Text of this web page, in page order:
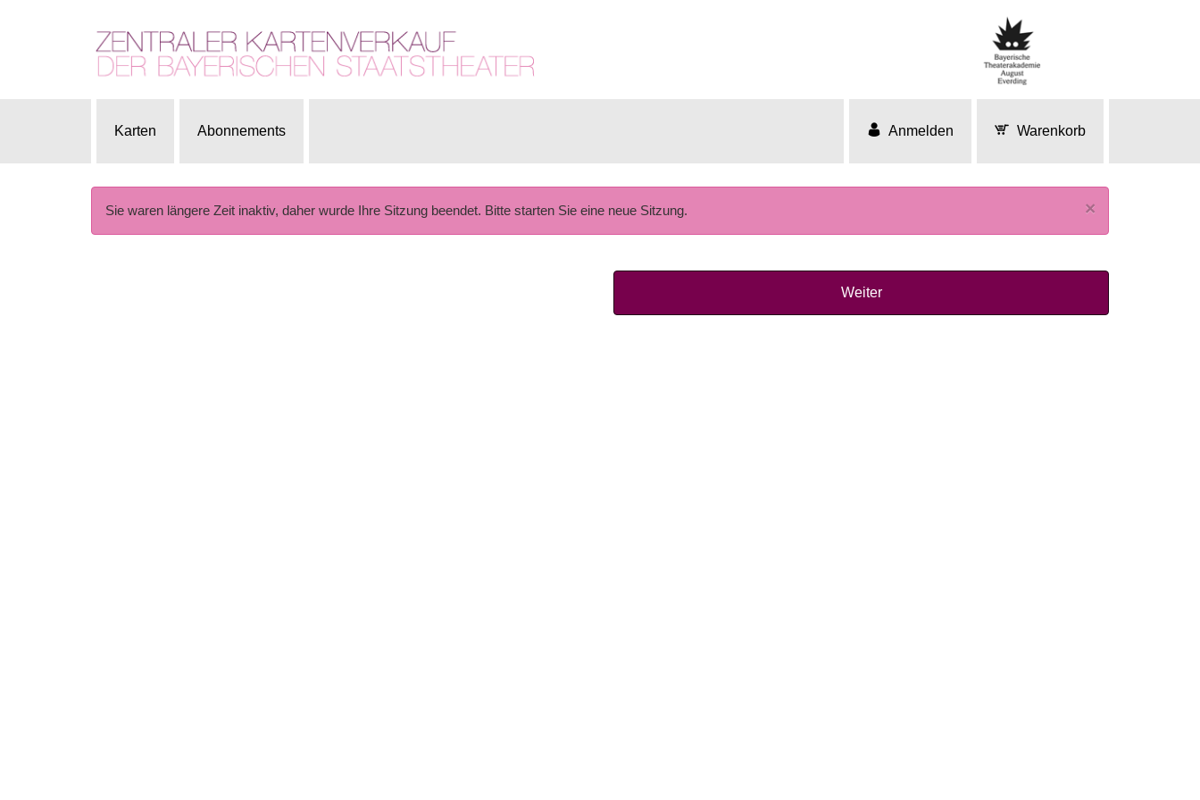
Karten Abonnements Anmelden Warenkorb
×
Sie waren längere Zeit inaktiv, daher wurde Ihre Sitzung beendet. Bitte starten Sie eine neue Sitzung.
Weiter